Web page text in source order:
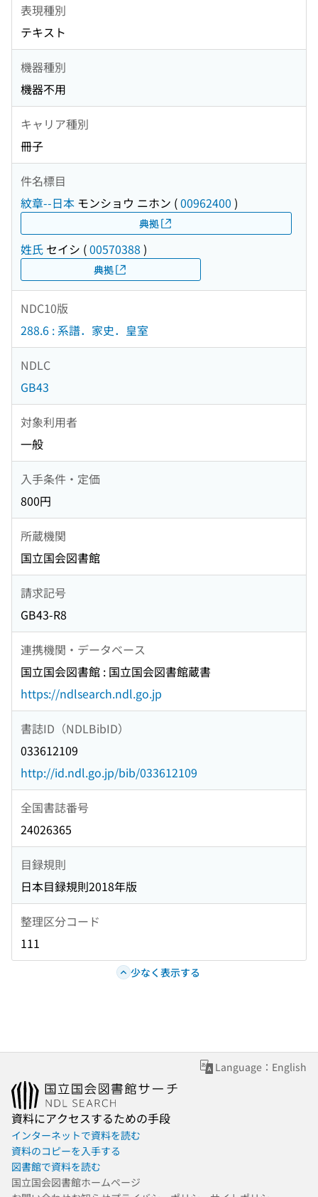
表現種別
テキスト
機器種別
機器不用
キャリア種別
冊子
件名標目
紋章--日本 モンショウ ニホン (00962400 )
典拠
姓氏 セイシ (00570388 )
典拠
NDC10版
288.6 : 系譜．家史．皇室
NDLC
GB43
対象利用者
一般
入手条件・定価
800円
所蔵機関
国立国会図書館
請求記号
GB43-R8
連携機関・データベース
国立国会図書館 : 国立国会図書館蔵書
https://ndlsearch.ndl.go.jp
書誌ID（NDLBibID）
033612109
http://id.ndl.go.jp/bib/033612109
全国書誌番号
24026365
目録規則
日本目録規則2018年版
整理区分コード
111
少なく表示する
Language：English
資料にアクセスするための手段
インターネットで資料を読む
資料のコピーを入手する
図書館で資料を読む
国立国会図書館ホームページ